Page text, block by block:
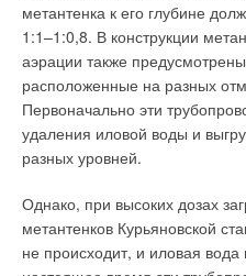
метантенка к его глубине
1:1–1:0,8. В конструкции
аэрации также
расположенные на разных
Первоначально эти
удаления иловой воды и
разных уровней.
Однако, при высоких дозах
метантенков Курьяновской
не происходит, и иловая